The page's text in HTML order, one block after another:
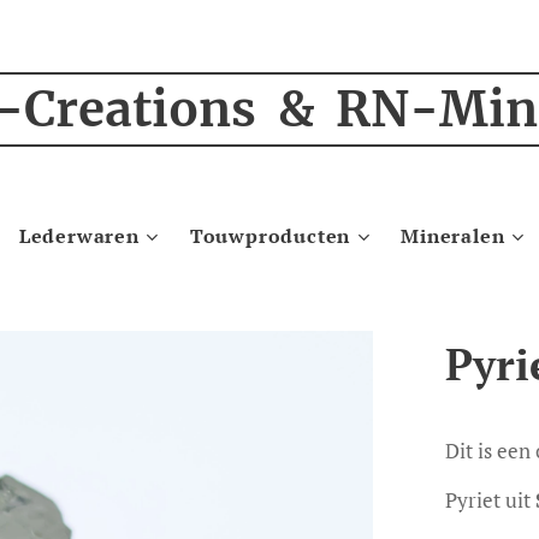
Creations & RN-
Lederwaren Touwproducten Mineralen
Dit is een
Pyriet uit